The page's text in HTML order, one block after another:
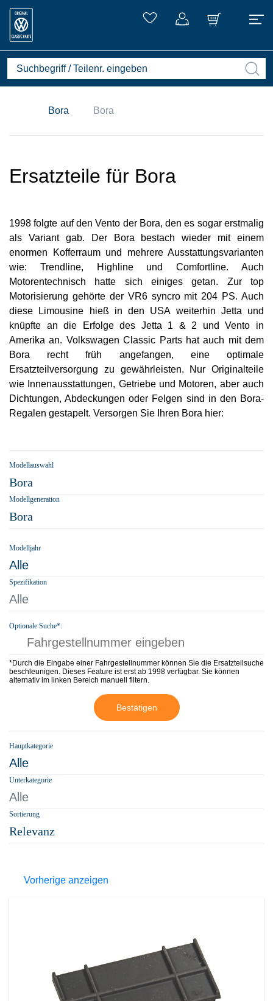
Bora Bora
Ersatzteile für Bora
1998 folgte auf den Vento der Bora, den es sogar erstmalig
als Variant gab. Der Bora bestach wieder mit einem
enormen Kofferraum und mehrere Ausstattungsvarianten
wie: Trendline, Highline und Comfortline. Auch
Motorentechnisch hatte sich einiges getan. Zur top
Motorisierung gehörte der VR6 syncro mit 204 PS. Auch
diese Limousine hieß in den USA weiterhin Jetta und
knüpfte an die Erfolge des Jetta 1 & 2 und Vento in
Amerika an. Volkswagen Classic Parts hat auch mit dem
Bora recht früh angefangen, eine optimale
Ersatzteilversorgung zu gewährleisten. Nur Originalteile
wie Innenausstattungen, Getriebe und Motoren, aber auch
Dichtungen, Abdeckungen oder Felgen sind in den Bora-
Regalen gestapelt. Versorgen Sie Ihren Bora hier:
Modellauswahl
Bora
Modellgeneration
Bora
Modelljahr
Alle
Spezifikation
Alle
Optionale Suche*:
*Durch die Eingabe einer Fahrgestellnummer können Sie die Ersatzteilsuche
beschleunigen. Dieses Feature ist erst ab 1998 verfügbar. Sie können
alternativ im linken Bereich manuell filtern.
Bestätigen
Hauptkategorie
Alle
Unterkategorie
Alle
Sortierung
Relevanz
Vorherige anzeigen